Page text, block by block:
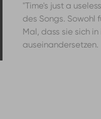
"Time's just a
des Songs. Sowohl
Mal, dass sie sich
auseinandersetzen.